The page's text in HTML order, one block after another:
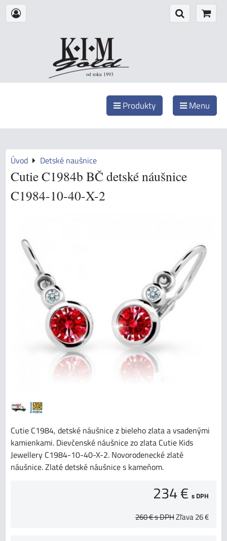
od roku 1993
Produkty Menu
Úvod Detské naušnice
Cutie C1984b BČ detské náušnice
C1984-10-40-X-2
Cutie C1984, detské náušnice z bieleho zlata a vsadenými
kamienkami. Dievčenské náušnice zo zlata Cutie Kids
Jewellery C1984-10-40-X-2. Novorodenecké zlaté
náušnice. Zlaté detské náušnice s kameňom.
234 € s DPH
260 €s DPHZľava26 €